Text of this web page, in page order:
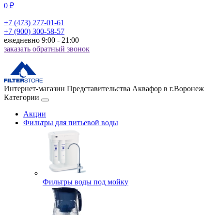
0 ₽
+7 (473) 277-01-61
+7 (900) 300-58-57
ежедневно 9:00 - 21:00
заказать обратный звонок
Интернет-магазин Представительства Аквафор в г.Воронеж
Категории
Акции
Фильтры для питьевой воды
Фильтры воды под мойку